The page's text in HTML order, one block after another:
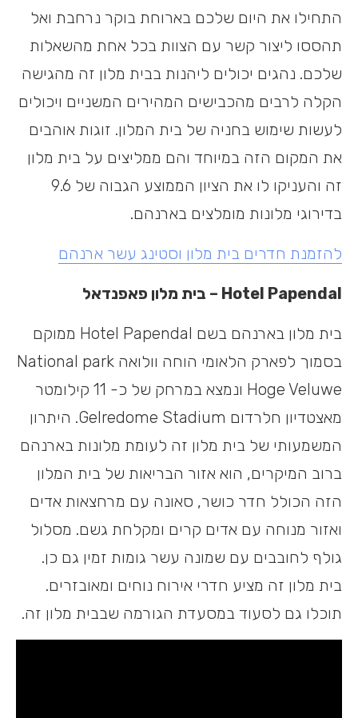
התחילו את היום שלכם בארוחת בוקר נרחבת ואל
תהססו ליצור קשר עם הצוות בכל אחת מהשאלות
שלכם. נהגים יכולים ליהנות בבית מלון זה מהגישה
הקלה לרבים מהכבישים המהירים המשניים ויכולים
לעשות שימוש בחניה של בית המלון. זוגות אוהבים
את המקום הזה במיוחד והם ממליצים על בית מלון
זה והעניקו לו את הציון הממוצע הגבוה של 9.6
בדירוגי מלונות מומלצים בארנהם.
להזמנת חדרים בית מלון וסטינג עשר ארנהם
Hotel Papendal – בית מלון פאפנדאל
בית מלון בארנהם בשם Hotel Papendal ממוקם
בסמוך לפארק הלאומי הוחה וולואה National park
Hoge Veluwe ונמצא במרחק של כ- 11 קילומטר
מאצטדיון חלרדום Gelredome Stadium. היתרון
המשמעותי של בית מלון זה לעומת מלונות בארנהם
ברוב המיקרים, הוא אזור הבריאות של בית המלון
הזה הכולל חדר כושר, סאונה עם מרחצאות אדים
ואזור מנוחה עם אדים קרים ומקלחת גשם. מסלול
גולף לחובבים עם שמונה עשר גומות זמין גם כן.
בית מלון זה מציע חדרי אירוח נוחים ומאובזרים.
תוכלו גם לסעוד במסעדת הגורמה שבבית מלון זה.